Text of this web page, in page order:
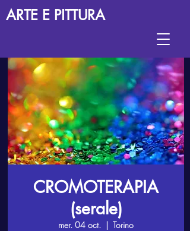
ARTE E PITTURA
CROMOTERAPIA
(serale)
mer. 04 oct.
  |
Torino